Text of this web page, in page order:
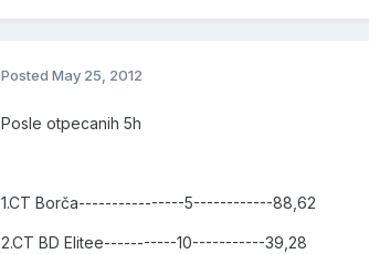
Posted May 25, 2012
Posle otpecanih 5h
1.CT Borča----------------5------------88,62
2.CT BD Elitee-----------10-----------39,28